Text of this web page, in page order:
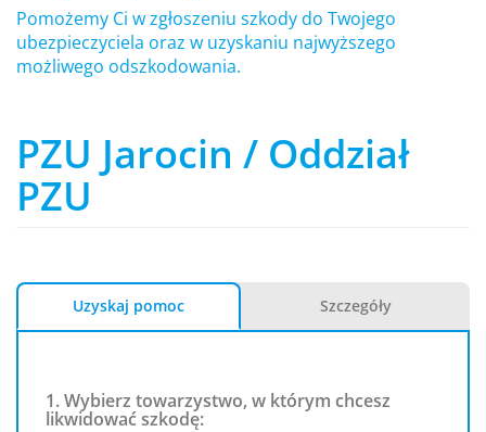
Pomożemy Ci w zgłoszeniu szkody do Twojego
ubezpieczyciela oraz w uzyskaniu najwyższego
możliwego odszkodowania.
PZU Jarocin / Oddział
PZU
Uzyskaj pomoc Szczegóły
1. Wybierz towarzystwo, w którym chcesz
likwidować szkodę: